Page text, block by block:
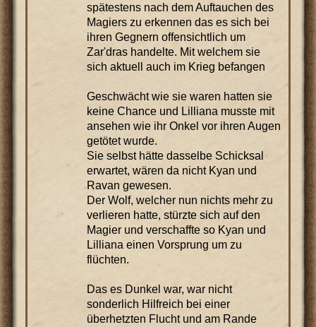
spätestens nach dem Auftauchen des
Magiers zu erkennen das es sich bei
ihren Gegnern offensichtlich um
Zar'dras handelte. Mit welchem sie
sich aktuell auch im Krieg befangen
Geschwächt wie sie waren hatten sie
keine Chance und Lilliana musste mit
ansehen wie ihr Onkel vor ihren Augen
getötet wurde.
Sie selbst hätte dasselbe Schicksal
erwartet, wären da nicht Kyan und
Ravan gewesen.
Der Wolf, welcher nun nichts mehr zu
verlieren hatte, stürzte sich auf den
Magier und verschaffte so Kyan und
Lilliana einen Vorsprung um zu
flüchten.
Das es Dunkel war, war nicht
sonderlich Hilfreich bei einer
überhetzten Flucht und am Rande